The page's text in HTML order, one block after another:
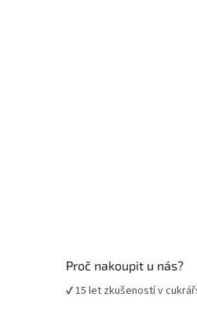
Proč nakoupit u nás?
✔ 15 let zkušeností v